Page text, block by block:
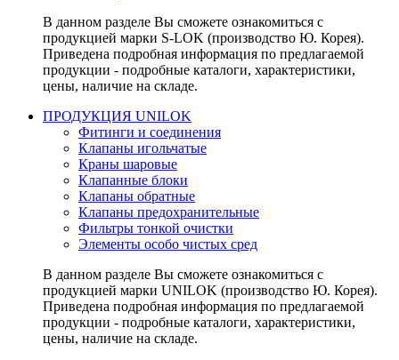
В данном разделе Вы сможете ознакомиться с
продукцией марки S-LOK (производство Ю. Корея).
Приведена подробная информация по предлагаемой
продукции - подробные каталоги, характеристики,
цены, наличие на складе.
ПРОДУКЦИЯ UNILOK
Фитинги и соединения
Клапаны игольчатые
Краны шаровые
Клапанные блоки
Клапаны обратные
Клапаны предохранительные
Фильтры тонкой очистки
Элементы особо чистых сред
В данном разделе Вы сможете ознакомиться с
продукцией марки UNILOK (производство Ю. Корея).
Приведена подробная информация по предлагаемой
продукции - подробные каталоги, характеристики,
цены, наличие на складе.